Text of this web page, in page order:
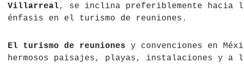
Macedonia del Norte
Villarreal, se inclina preferiblemente hacia
énfasis en el turismo de reuniones.
El turismo de reuniones y convenciones en
hermosos paisajes, playas, instalaciones y a